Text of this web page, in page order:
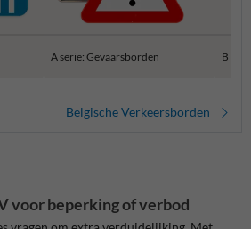
A serie: Gevaarsborden B
Belgische Verkeersborden
voor beperking of verbod